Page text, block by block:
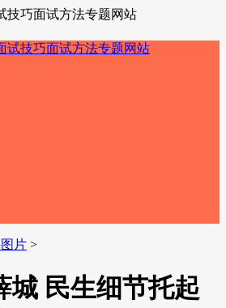
技巧面试方法专题网站
片 >
城 民生细节托起